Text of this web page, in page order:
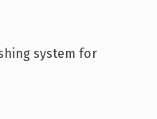
system for